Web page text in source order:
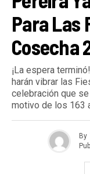
Para Las
Cosecha
¡La espera
harán vibrar las
celebración que
motivo de los 163
By